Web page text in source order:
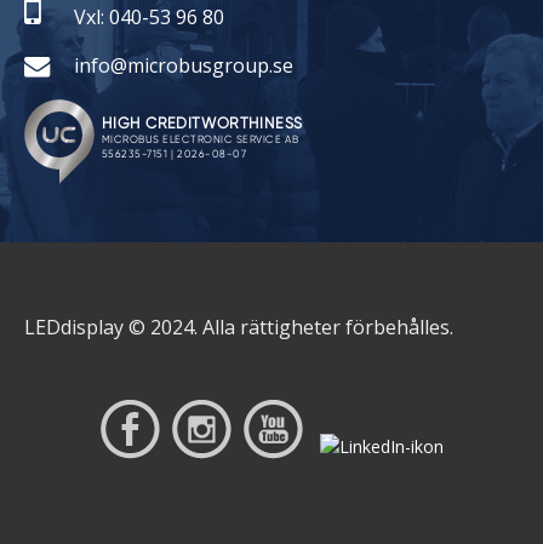
Vxl: 040-53 96 80
info@microbusgroup.se
LEDdisplay © 2024. Alla rättigheter förbehålles.